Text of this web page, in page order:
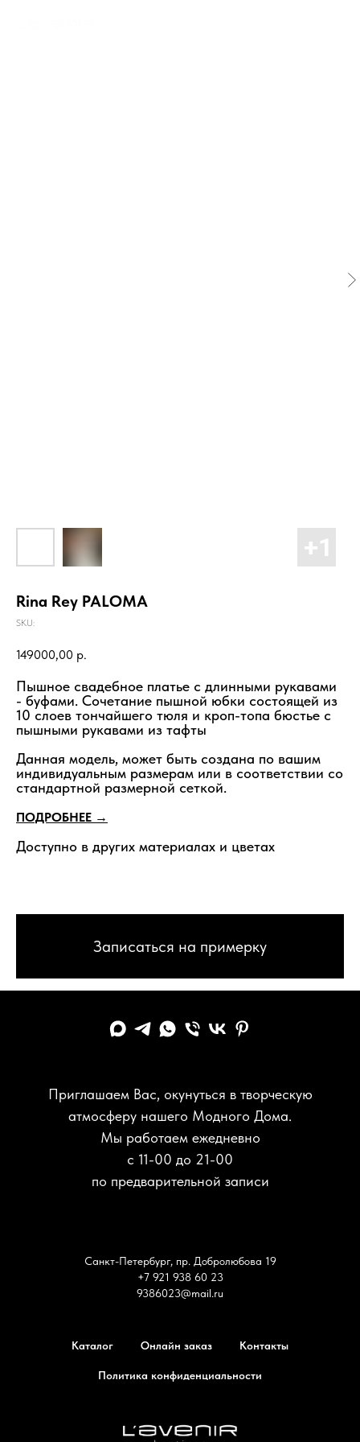
Rina Rey PALOMA
SKU:
149000,00 р.
Пышное свадебное платье с длинными рукавами
- буфами. Сочетание пышной юбки состоящей из
10 слоев тончайшего тюля и кроп-топа бюстье с
пышными рукавами из тафты
Данная модель, может быть создана по вашим
индивидуальным размерам или в соответствии со
стандартной размерной сеткой.
ПОДРОБНЕЕ →
Доступно в других материалах и цветах
Записаться на примерку
Приглашаем Вас, окунуться в творческую
атмосферу нашего Модного Дома.
Мы работаем ежедневно
с 11-00 до 21-00
по предварительной записи
Санкт-Петербург, пр. Добролюбова 19
+7 921 938 60 23
9386023@mail.ru
Каталог Онлайн заказ Контакты
Политика конфиденциальности